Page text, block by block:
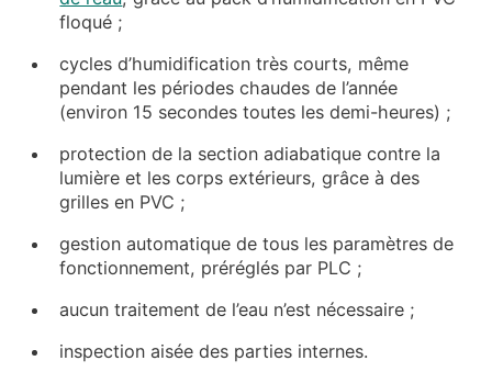
floqué ;
cycles d’humidification très courts, même
pendant les périodes chaudes de l’année
(environ 15 secondes toutes les demi-heures) ;
protection de la section adiabatique contre la
lumière et les corps extérieurs, grâce à des
grilles en PVC ;
gestion automatique de tous les paramètres de
fonctionnement, préréglés par PLC ;
aucun traitement de l’eau n’est nécessaire ;
inspection aisée des parties internes.